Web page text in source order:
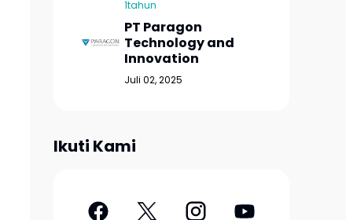
1tahun
PT Paragon
Technology and
Innovation
Juli 02, 2025
Ikuti Kami